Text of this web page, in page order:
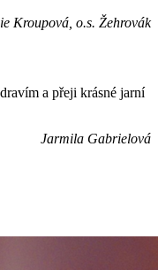
Kroupová, o.s. Žehrovák
a přeji krásné jarní
Jarmila Gabrielová